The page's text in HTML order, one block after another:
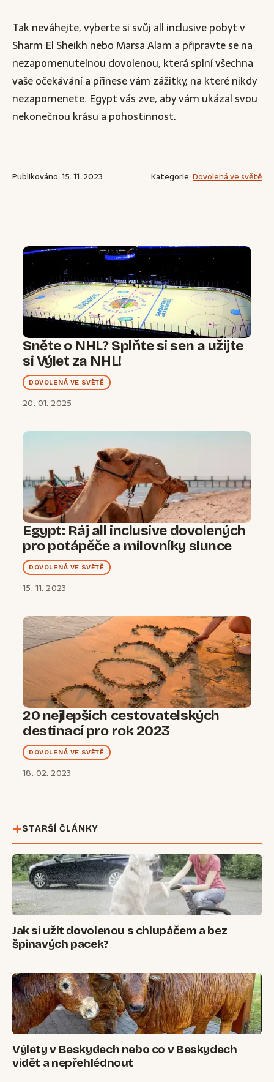
Tak neváhejte, vyberte si svůj all inclusive pobyt v
Sharm El Sheikh nebo Marsa Alam a připravte se na
nezapomenutelnou dovolenou, která splní všechna
vaše očekávání a přinese vám zážitky, na které nikdy
nezapomenete. Egypt vás zve, aby vám ukázal svou
nekonečnou krásu a pohostinnost.
Publikováno: 15. 11. 2023 Kategorie:Dovolená ve světě
Sněte o NHL? Splňte si sen a užijte
si Výlet za NHL!
DOVOLENÁ VE SVĚTĚ
20. 01. 2025
Egypt: Ráj all inclusive dovolených
pro potápěče a milovníky slunce
DOVOLENÁ VE SVĚTĚ
15. 11. 2023
20 nejlepších cestovatelských
destinací pro rok 2023
DOVOLENÁ VE SVĚTĚ
18. 02. 2023
STARŠÍ ČLÁNKY
Jak si užít dovolenou s chlupáčem a bez
špinavých pacek?
Výlety v Beskydech nebo co v Beskydech
vidět a nepřehlédnout